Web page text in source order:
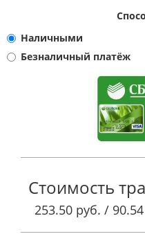
Наличными
Безналичный платёж
Стоимость
253.50 руб. /